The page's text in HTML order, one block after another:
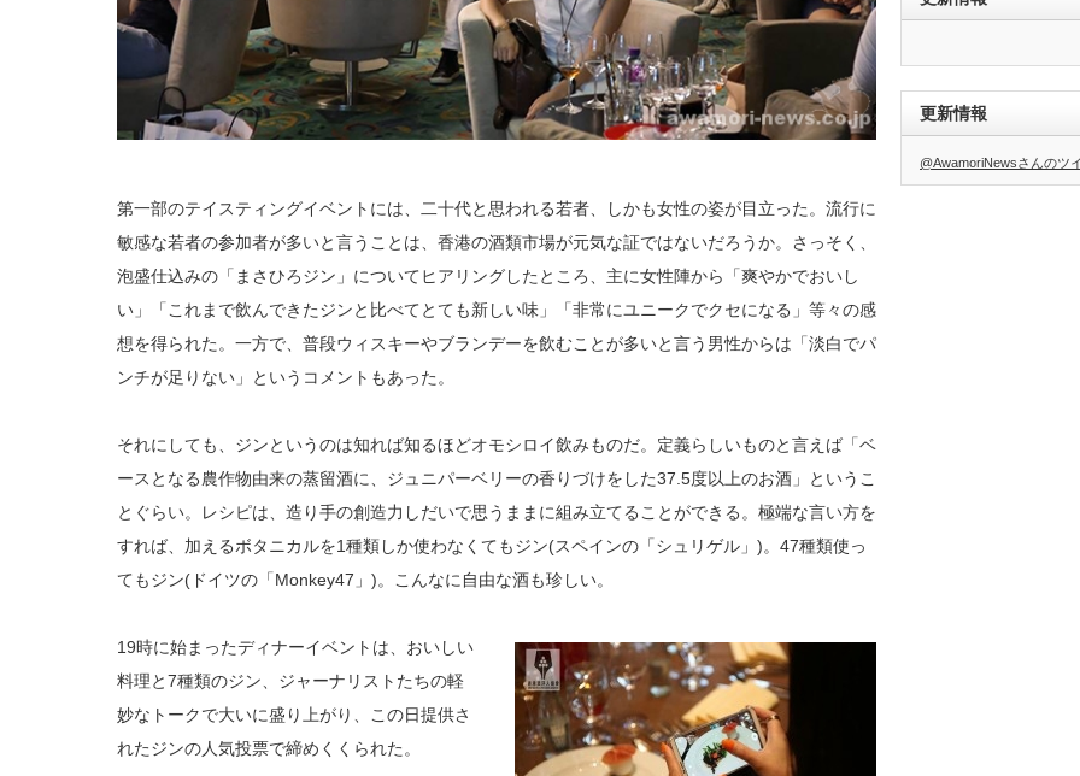
第一部のテイスティングイベントには、二十代と思われる若者、しかも女性の姿が目立った。流行に
敏感な若者の参加者が多いと言うことは、香港の酒類市場が元気な証ではないだろうか。さっそく、
泡盛仕込みの「まさひろジン」についてヒアリングしたところ、主に女性陣から「爽やかでおいし
い」「これまで飲んできたジンと比べてとても新しい味」「非常にユニークでクセになる」等々の感
想を得られた。一方で、普段ウィスキーやブランデーを飲むことが多いと言う男性からは「淡白でパ
ンチが足りない」というコメントもあった。
それにしても、ジンというのは知れば知るほどオモシロイ飲みものだ。定義らしいものと言えば「ベ
ースとなる農作物由来の蒸留酒に、ジュニパーベリーの香りづけをした37.5度以上のお酒」というこ
とぐらい。レシピは、造り手の創造力しだいで思うままに組み立てることができる。極端な言い方を
すれば、加えるボタニカルを1種類しか使わなくてもジン(スペインの「シュリゲル」)。47種類使っ
てもジン(ドイツの「Monkey47」)。こんなに自由な酒も珍しい。
19時に始まったディナーイベントは、おいしい
料理と7種類のジン、ジャーナリストたちの軽
妙なトークで大いに盛り上がり、この日提供さ
れたジンの人気投票で締めくくられた。
更新情報
@AwamoriNewsさんのツ